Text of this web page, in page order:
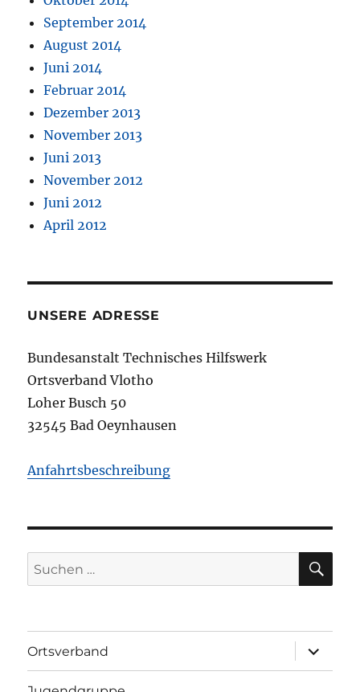
September 2014
August 2014
Juni 2014
Februar 2014
Dezember 2013
November 2013
Juni 2013
November 2012
Juni 2012
April 2012
UNSERE ADRESSE
Bundesanstalt Technisches Hilfswerk
Ortsverband Vlotho
Loher Busch 50
32545 Bad Oeynhausen
Anfahrtsbeschreibung
Suchen
nach:
Ortsverband
öffnen